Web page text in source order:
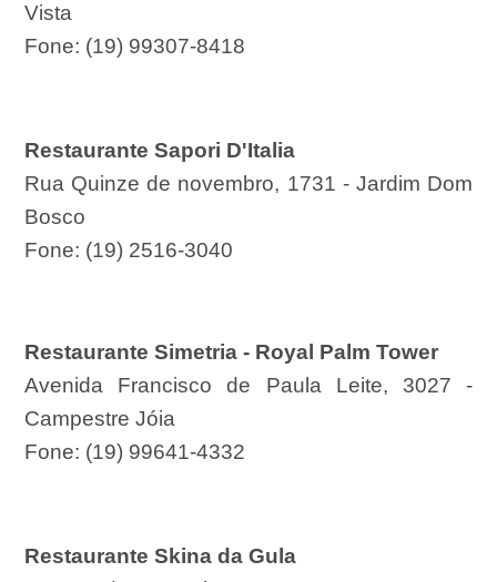
Vista
Fone: (19) 99307-8418
Restaurante Sapori D'Italia
Rua Quinze de novembro, 1731 - Jardim Dom
Bosco
Fone: (19) 2516-3040
Restaurante Simetria - Royal Palm Tower
Avenida Francisco de Paula Leite, 3027 -
Campestre Jóia
Fone: (19) 99641-4332
Restaurante Skina da Gula